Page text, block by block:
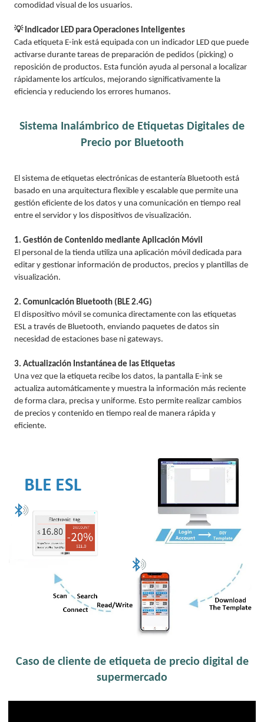
comodidad visual de los usuarios.
💡 Indicador LED para Operaciones Inteligentes
Cada etiqueta E-ink está equipada con un indicador LED que puede
activarse durante tareas de preparación de pedidos (picking) o
reposición de productos. Esta función ayuda al personal a localizar
rápidamente los artículos, mejorando significativamente la
eficiencia y reduciendo los errores humanos.
Sistema Inalámbrico de Etiquetas Digitales de
Precio por Bluetooth
El sistema de etiquetas electrónicas de estantería Bluetooth está
basado en una arquitectura flexible y escalable que permite una
gestión eficiente de los datos y una comunicación en tiempo real
entre el servidor y los dispositivos de visualización.
1. Gestión de Contenido mediante Aplicación Móvil
El personal de la tienda utiliza una aplicación móvil dedicada para
editar y gestionar información de productos, precios y plantillas de
visualización.
2. Comunicación Bluetooth (BLE 2.4G)
El dispositivo móvil se comunica directamente con las etiquetas
ESL a través de Bluetooth, enviando paquetes de datos sin
necesidad de estaciones base ni gateways.
3. Actualización Instantánea de las Etiquetas
Una vez que la etiqueta recibe los datos, la pantalla E-ink se
actualiza automáticamente y muestra la información más reciente
de forma clara, precisa y uniforme. Esto permite realizar cambios
de precios y contenido en tiempo real de manera rápida y
eficiente.
Caso de cliente de etiqueta de precio digital de
supermercado